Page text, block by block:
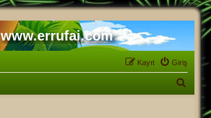
www.errufai.com
Giriş
Kayıt